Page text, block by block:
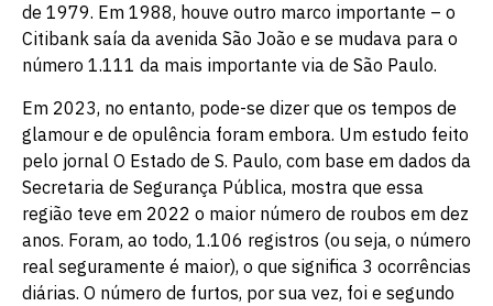
de 1979. Em 1988, houve outro marco importante – o
Citibank saía da avenida São João e se mudava para o
número 1.111 da mais importante via de São Paulo.
Em 2023, no entanto, pode-se dizer que os tempos de
glamour e de opulência foram embora. Um estudo feito
pelo jornal O Estado de S. Paulo, com base em dados da
Secretaria de Segurança Pública, mostra que essa
região teve em 2022 o maior número de roubos em dez
anos. Foram, ao todo, 1.106 registros (ou seja, o número
real seguramente é maior), o que significa 3 ocorrências
diárias. O número de furtos, por sua vez, foi e segundo